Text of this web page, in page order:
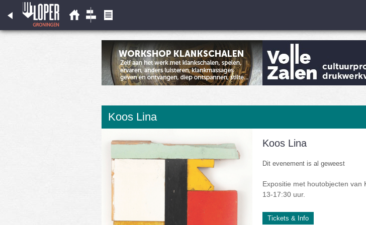
Koos Lina
Koos Lina
Dit evenement is al geweest
Expositie met houtobjecten van
13-17:30 uur.
Tickets & Info